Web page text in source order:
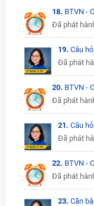
18. BTVN -
Đã phát
19. Câu
Đã phát
20. BTVN -
Đã phát
21. Câu
Đã phát
22. BTVN -
Đã phát
23. Căn